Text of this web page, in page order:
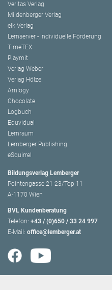
Veritas Verlag
Mildenberger Verlag
elk Verlag
Lernserver - Individuelle Förderung
TimeTEX
Playmit
Verlag Weber
Verlag Hölzel
Amlogy
Chocolate
Logbuch
Eduvidual
Lernraum
Lemberger Publishing
eSquirrel
Bildungsverlag Lemberger
Pointengasse 21-23/Top 11
A-1170 Wien
BVL Kundenberatung
Telefon: +43 / (0)650 / 33 24 997
E-Mail: office@lemberger.at